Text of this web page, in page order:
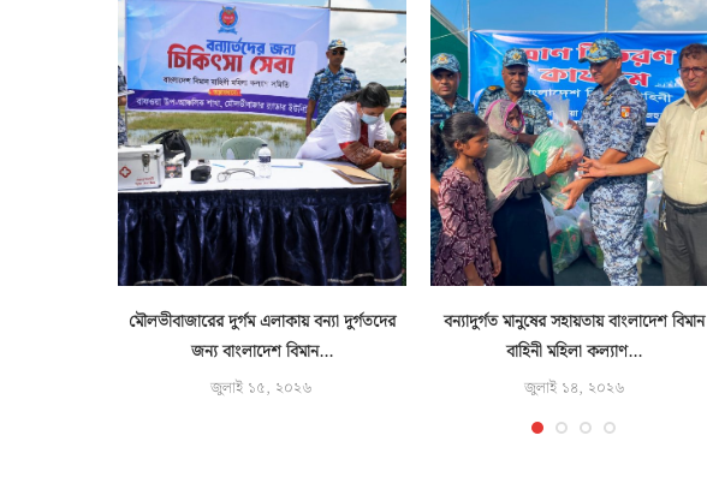
মৌলভীবাজারের দুর্গম এলাকায় বন্যা দুর্গতদের
জন্য বাংলাদেশ বিমান...
জুলাই ১৫, ২০২৬
বন্যাদুর্গত মানুষের সহায়তায় বাংলাদেশ বিমান
বাহিনী মহিলা কল্যাণ...
জুলাই ১৪, ২০২৬